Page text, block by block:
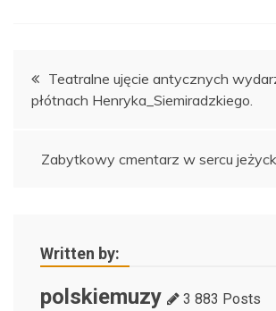
Nawigacja
wpisu
Teatralne ujęcie antycznych
płótnach Henryka_Siemiradzkiego.
Zabytkowy cmentarz w sercu
Written by:
polskiemuzy 3 883 Posts